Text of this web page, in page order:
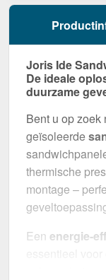
Joris Ide
De ideale
duurzame
Bent u op zoek
geïsoleerde
thermische
montage –
Een energie-
gebouw